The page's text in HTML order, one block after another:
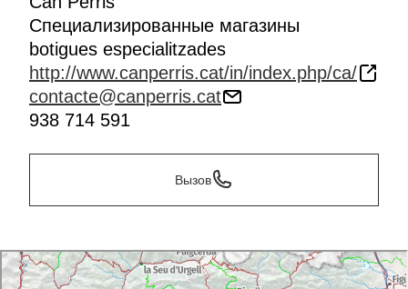
Специализированные магазины
botigues especialitzades
http://www.canperris.cat/in/index.php/ca/
contacte@canperris.cat
938 714 591
Вызов